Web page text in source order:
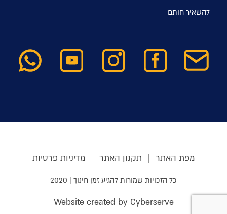
להשאיר חותם
מפת האתר תקנון האתר מדיניות פרטיות
כל הזכויות שמורות להגיע זמן חינוך | 2020
Website created by Cyberserve